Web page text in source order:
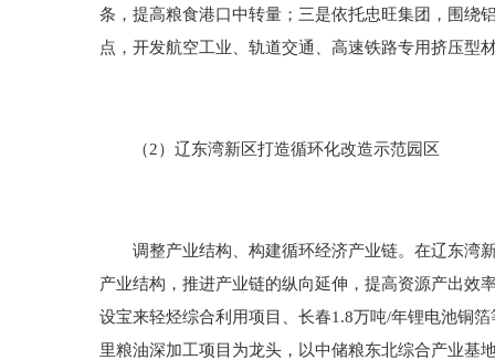
条，提高粮食港口中转量；三是依托忠旺集团，围绕
点，开发航空工业、轨道交通、高速铁路专用挤压型
（2）辽东湾新区打造循环化改造示范园区
调整产业结构、构建循环经济产业链。在辽东湾新
产业结构，推进产业链的纵向延伸，提高资源产出效
设宝来轻烃综合利用项目、长春1.8万吨/年锂电池铜
里粮油深加工项目为龙头，以中储粮东北综合产业基